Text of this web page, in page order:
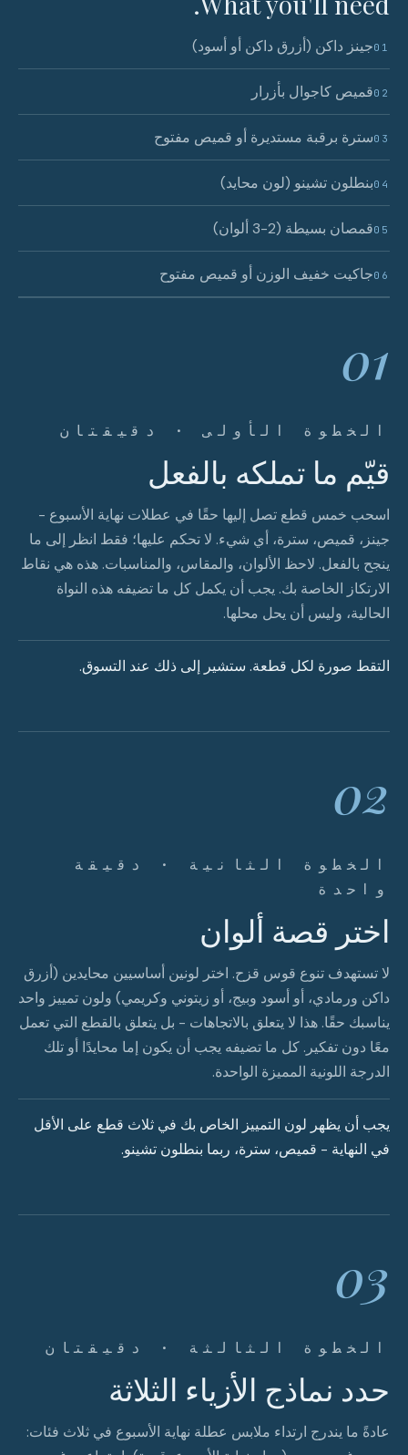
01جينز داكن (أزرق داكن أو أسود)
02قميص كاجوال بأزرار
03سترة برقبة مستديرة أو قميص مفتوح
04بنطلون تشينو (لون محايد)
05قمصان بسيطة (2-3 ألوان)
06جاكيت خفيف الوزن أو قميص مفتوح
01
الخطوة الأولى · دقيقتان
قيّم ما تملكه بالفعل
اسحب خمس قطع تصل إليها حقًا في عطلات نهاية الأسبوع -
جينز، قميص، سترة، أي شيء. لا تحكم عليها؛ فقط انظر إلى ما
ينجح بالفعل. لاحظ الألوان، والمقاس، والمناسبات. هذه هي نقاط
الارتكاز الخاصة بك. يجب أن يكمل كل ما تضيفه هذه النواة
الحالية، وليس أن يحل محلها.
التقط صورة لكل قطعة. ستشير إلى ذلك عند التسوق.
02
الخطوة الثانية · دقيقة
واحدة
اختر قصة ألوان
لا تستهدف تنوع قوس قزح. اختر لونين أساسيين محايدين (أزرق
داكن ورمادي، أو أسود وبيج، أو زيتوني وكريمي) ولون تمييز واحد
يناسبك حقًا. هذا لا يتعلق بالاتجاهات - بل يتعلق بالقطع التي تعمل
معًا دون تفكير. كل ما تضيفه يجب أن يكون إما محايدًا أو تلك
الدرجة اللونية المميزة الواحدة.
يجب أن يظهر لون التمييز الخاص بك في ثلاث قطع على الأقل
في النهاية - قميص، سترة، ربما بنطلون تشينو.
03
الخطوة الثالثة · دقيقتان
حدد نماذج الأزياء الثلاثة
عادةً ما يندرج ارتداء ملابس عطلة نهاية الأسبوع في ثلاث فئات: